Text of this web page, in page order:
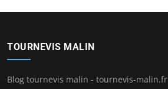
TOURNEVIS MALIN
Blog tournevis malin - tournevis-malin.fr